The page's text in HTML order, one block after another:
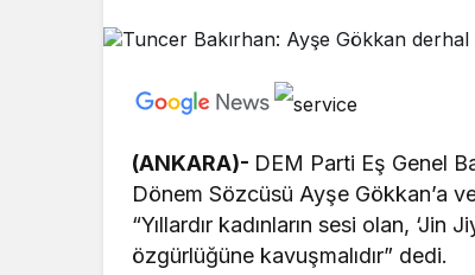
(ANKARA)- DEM Parti Eş Genel
Dönem Sözcüsü Ayşe Gökkan’a
“Yıllardır kadınların sesi olan,
özgürlüğüne kavuşmalıdır” dedi.